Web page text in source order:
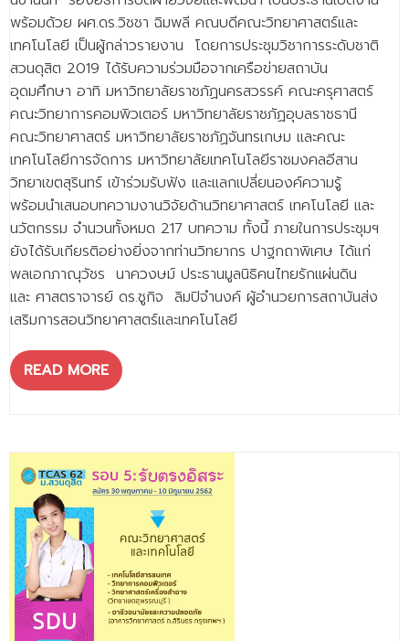
- ศึกษาศาสตรบัณฑิต
- - วิทยาศาสตร์ทั่วไป
- เทคโนโลยีบัณฑิต
- - เทคโนโลยีสารสนเทศ
ศูนย์บริการ
- ศูนย์เครื่องมือปฏิบัติการวิทยาศาสตร์
- ศูนย์สิ่งแวดล้อม
- ศูนย์ปัญญาประดิษฐ์เพื่อการศึกษา
สหกิจศึกษา
- ข่าวประชาสัมพันธ์
- ทุน/สมัครงาน/ศึกษาต่อ
วารสารคณะ
ผลงานคณะ
- ฐานข้อมูลงานวิจัย
- การจัดการความรู้ (KM Scitech)
พร้อมด้วย ผศ.ดร.วิชชา ฉิมพลี คณบดีคณะวิทยาศาสตร์และ
เทคโนโลยี เป็นผู้กล่าวรายงาน โดยการประชุมวิชาการระดับชาติ
สวนดุสิต 2019 ได้รับความร่วมมือจากเครือข่ายสถาบัน
อุดมศึกษา อาทิ มหาวิทยาลัยราชภัฏนครสวรรค์ คณะครุศาสตร์
คณะวิทยาการคอมพิวเตอร์ มหาวิทยาลัยราชภัฏอุบลราชธานี
คณะวิทยาศาสตร์ มหาวิทยาลัยราชภัฏจันทรเกษม และคณะ
เทคโนโลยีการจัดการ มหาวิทยาลัยเทคโนโลยีราชมงคลอีสาน
วิทยาเขตสุรินทร์ เข้าร่วมรับฟัง และแลกเปลี่ยนองค์ความรู้
พร้อมนำเสนอบทความงานวิจัยด้านวิทยาศาสตร์ เทคโนโลยี และ
นวัตกรรม จำนวนทั้งหมด 217 บทความ ทั้งนี้ ภายในการประชุมฯ
ยังได้รับเกียรติอย่างยิ่งจากท่านวิทยากร ปาฐกถาพิเศษ ได้แก่
พลเอกภาณุวัชร นาควงษม์ ประธานมูลนิธิคนไทยรักแผ่นดิน
และ ศาสตราจารย์ ดร.ชูกิจ ลิมปิจำนงค์ ผู้อำนวยการสถาบันส่ง
เสริมการสอนวิทยาศาสตร์และเทคโนโลยี
READ MORE